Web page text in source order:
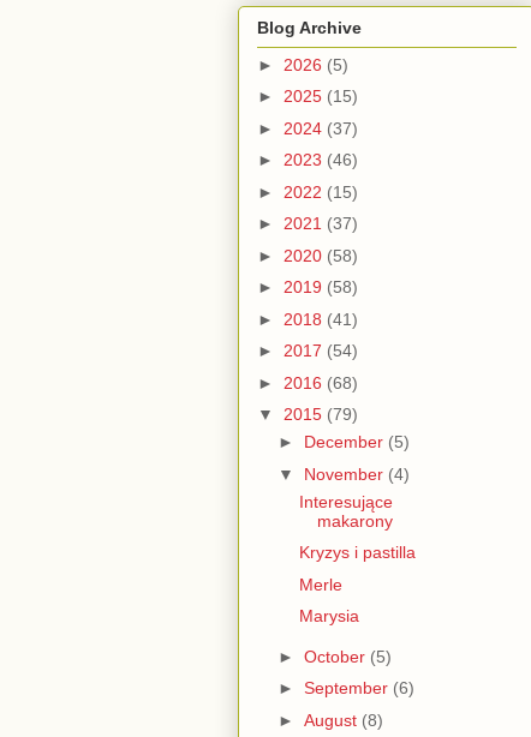
Blog Archive
► 2026 (5)
► 2025 (15)
► 2024 (37)
► 2023 (46)
► 2022 (15)
► 2021 (37)
► 2020 (58)
► 2019 (58)
► 2018 (41)
► 2017 (54)
► 2016 (68)
▼ 2015 (79)
► December (5)
▼ November (4)
Interesujące
makarony
Kryzys i pastilla
Merle
Marysia
► October (5)
► September (6)
► August (8)